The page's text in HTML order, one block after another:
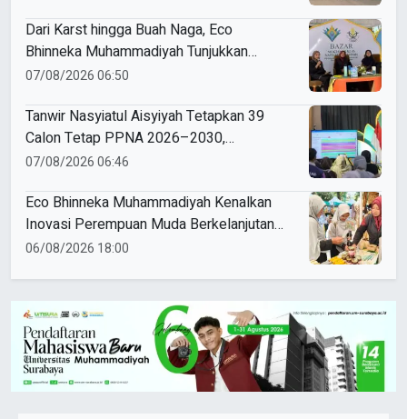
Dari Karst hingga Buah Naga, Eco
Bhinneka Muhammadiyah Tunjukkan
Kekuatan Potensi Lokal di Muktamar
07/08/2026 06:50
Tanwir Nasyiatul Aisyiyah Tetapkan 39
Calon Tetap PPNA 2026–2030,
Pemilihan Gunakan Sistem E-Voting
07/08/2026 06:46
Eco Bhinneka Muhammadiyah Kenalkan
Inovasi Perempuan Muda Berkelanjutan
di Muktamar Nasyiatul Aisyiyah
06/08/2026 18:00